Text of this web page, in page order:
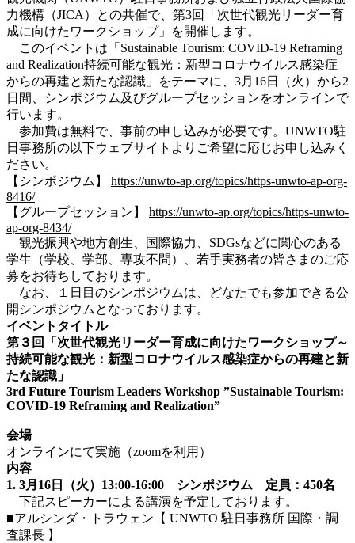
力機構（JICA）との共催で、第3回「次世代観光リーダー育
成に向けたワークショップ」を開催します。
このイベントは「Sustainable Tourism: COVID-19 Reframing
and Realization持続可能な観光：新型コロナウイルス感染症
からの再建と新たな認識」をテーマに、3月16日（火）から2
日間、シンポジウム及びグループセッションをオンラインで
行います。
参加費は無料で、事前の申し込みが必要です。UNWTO駐
日事務所の以下ウェブサイトよりご希望に応じお申し込みく
ださい。
【シンポジウム】 https://unwto-ap.org/topics/https-unwto-ap-org-
8416/
【グループセッション】 https://unwto-ap.org/topics/https-unwto-
ap-org-8434/
観光振興や地方創生、国際協力、SDGsなどに関心のある
学生（学校、学部、専攻不問）、若手実務者の皆さまのご応
募をお待ちしております。
なお、１日目のシンポジウムは、どなたでも参加できる公
開シンポジウムとなっております。
イベントタイトル
第３回「次世代観光リーダー育成に向けたワークショップ～
持続可能な観光：新型コロナウイルス感染症からの再建と新
たな認識」
3rd Future Tourism Leaders Workshop ”Sustainable Tourism:
COVID-19 Reframing and Realization”
会場
オンラインにて実施（zoomを利用）
内容
1. 3月16日（火）13:00-16:00 シンポジウム 定員：450名
下記スピーカーによる講演を予定しております。
■アルシンダ・トラウェン【 UNWTO 駐日事務所 国際・調
査課長 】